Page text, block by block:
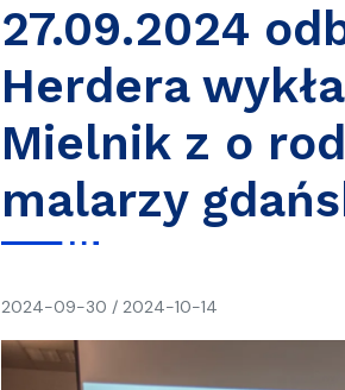
27.09.2024
Herdera
Mielnik z o
malarzy
2024-09-30 / 2024-10-14